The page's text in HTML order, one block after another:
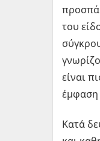
του
είναι
έμφαση
Κατά